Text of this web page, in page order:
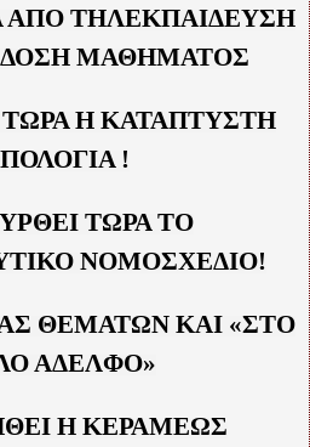
ΑΠΟ ΤΗΛΕΚΠΑΙΔΕΥΣΗ
ΜΑΘΗΜΑΤΟΣ
Η ΚΑΤΑΠΤΥΣΤΗ
!
ΤΩΡΑ ΤΟ
ΝΟΜΟΣΧΕΔΙΟ!
ΘΕΜΑΤΩΝ ΚΑΙ «ΣΤΟ
ΑΔΕΛΦΟ»
Η ΚΕΡΑΜΕΩΣ